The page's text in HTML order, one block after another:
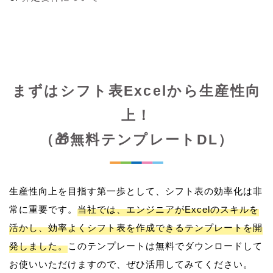
まずはシフト表Excelから生産性向
上！
（🎁無料テンプレートDL）
生産性向上を目指す第一歩として、シフト表の効率化は非
常に重要です。 当社では、エンジニアがExcelのスキルを
活かし、効率よくシフト表を作成できるテンプレートを開
発しました。このテンプレートは無料でダウンロードして
お使いいただけますので、ぜひ活用してみてください。